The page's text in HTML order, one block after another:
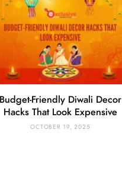
Budget-Friendly Diwali Decor
Hacks That Look Expensive
OCTOBER 19, 2025